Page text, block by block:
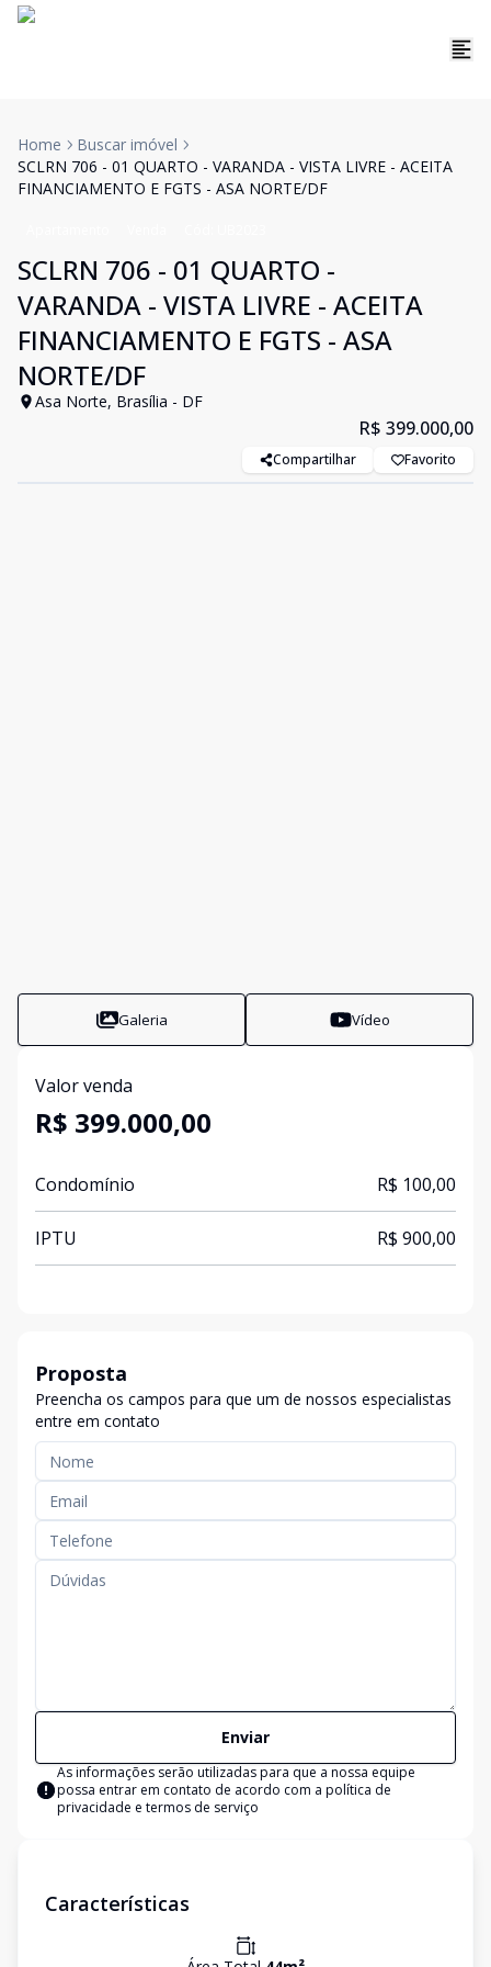
Home
Buscar imóvel
SCLRN 706 - 01 QUARTO - VARANDA - VISTA LIVRE - ACEITA
FINANCIAMENTO E FGTS - ASA NORTE/DF
SCLRN 706 - 01 QUARTO -
VARANDA - VISTA LIVRE - ACEITA
FINANCIAMENTO E FGTS - ASA
NORTE/DF
Asa Norte, Brasília - DF
R$ 399.000,00
Compartilhar Favorito
Galeria Vídeo
Valor venda
R$ 399.000,00
Condomínio R$ 100,00
IPTU R$ 900,00
Proposta
Preencha os campos para que um de nossos especialistas
entre em contato
Enviar
As informações serão utilizadas para que a nossa equipe
possa entrar em contato de acordo com a política de
privacidade e termos de serviço
Características